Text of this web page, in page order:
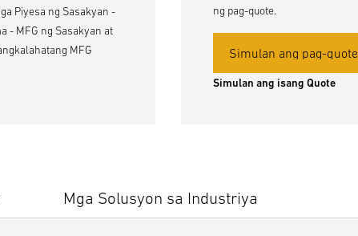
Piyesa ng Sasakyan -
- MFG ng Sasakyan at
MFG
ng pag-quote.
Simulan ang pag-quote
Simulan ang isang Quote
Mga Solusyon sa Industriya